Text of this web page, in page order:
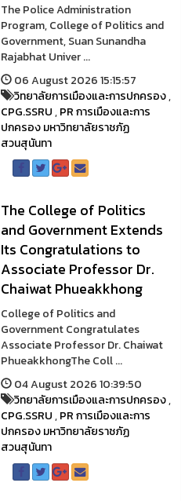
The Police Administration
Program, College of Politics and
Government, Suan Sunandha
Rajabhat Univer ...
06 August 2026 15:15:57
วิทยาลัยการเมืองและการปกครอง,
CPG.SSRU,PR การเมืองและการ
ปกครอง มหาวิทยาลัยราชภัฏ
สวนสุนันทา
The College of Politics
and Government Extends
Its Congratulations to
Associate Professor Dr.
Chaiwat Phueakkhong
College of Politics and
Government Congratulates
Associate Professor Dr. Chaiwat
PhueakkhongThe Coll ...
04 August 2026 10:39:50
วิทยาลัยการเมืองและการปกครอง,
CPG.SSRU,PR การเมืองและการ
ปกครอง มหาวิทยาลัยราชภัฏ
สวนสุนันทา